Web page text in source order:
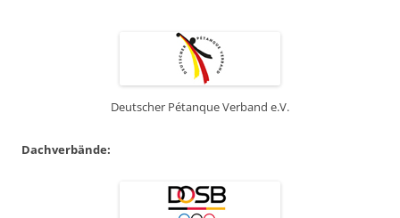
Deutscher Pétanque Verband e.V.
Dachverbände: